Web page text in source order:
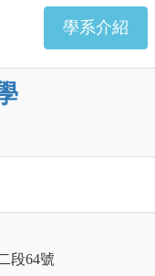
學系介紹
段64號